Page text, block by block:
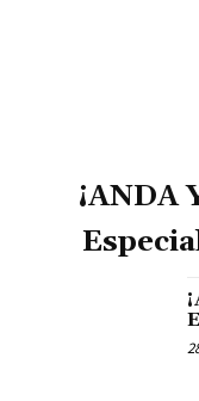
¡ANDA